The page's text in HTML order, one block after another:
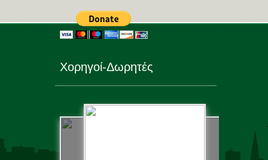
Χορηγοί-Δωρητές